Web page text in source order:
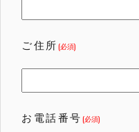
ご住所 (必須)
お電話番号 (必須)